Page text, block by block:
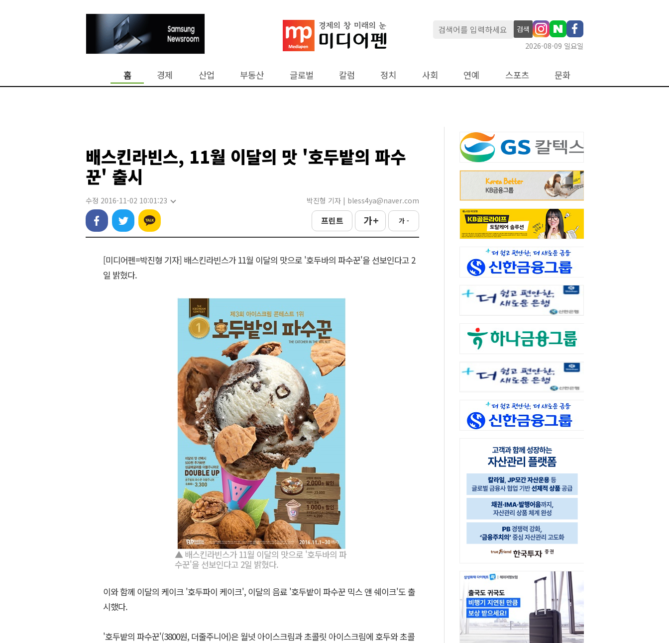
검색
2026-08-09 일요일
홈 경제 산업 부동산 글로벌 칼럼 정치 사회 연예 스포츠 문화
배스킨라빈스, 11월 이달의 맛 '호두밭의 파수
꾼' 출시
수정 2016-11-02 10:01:23 박진형 기자 | bless4ya@naver.com
프린트 가 + 가 -
[미디어펜=박진형 기자] 배스킨라빈스가 11월 이달의 맛으로 '호두바의 파수꾼'을 선보인다고 2
일 밝혔다.
▲ 배스킨라빈스가 11월 이달의 맛으로 '호두바의 파
수꾼'을 선보인다고 2일 밝혔다.
이와 함께 이달의 케이크 '호두파이 케이크', 이달의 음료 '호두밭이 파수꾼 믹스 앤 쉐이크'도 출
시했다.
'호두밭의 파수꾼'(3800원, 더줄주니어)은 월넛 아이스크림과 초콜릿 아이스크림에 호두와 초콜